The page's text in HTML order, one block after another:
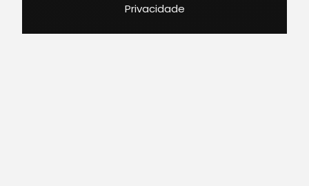
Privacidade